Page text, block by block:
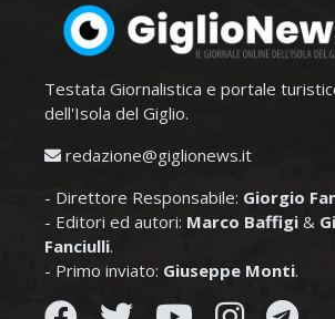
Testata Giornalistica e portale
dell'Isola del Giglio.
redazione@giglionews.it
- Direttore Responsabile: Giorgio
- Editori ed autori: Marco Baffigi &
Fanciulli.
- Primo inviato: Giuseppe Monti.